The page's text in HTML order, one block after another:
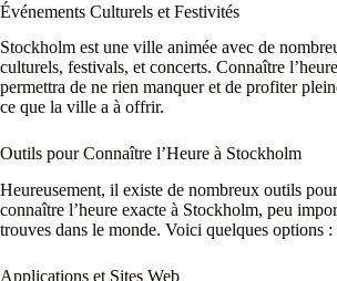
Événements Culturels et Festivités
Stockholm est une ville animée avec de
culturels, festivals, et concerts. Connaître
permettra de ne rien manquer et de profiter
ce que la ville a à offrir.
Outils pour Connaître l’Heure à Stockholm
Heureusement, il existe de nombreux outils
connaître l’heure exacte à Stockholm, peu
trouves dans le monde. Voici quelques options :
Applications et Sites Web